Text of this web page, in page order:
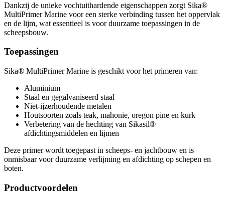
Dankzij de unieke vochtuithardende eigenschappen zorgt Sika®
MultiPrimer Marine voor een sterke verbinding tussen het oppervlak
en de lijm, wat essentieel is voor duurzame toepassingen in de
scheepsbouw.
Toepassingen
Sika® MultiPrimer Marine is geschikt voor het primeren van:
Aluminium
Staal en gegalvaniseerd staal
Niet-ijzerhoudende metalen
Houtsoorten zoals teak, mahonie, oregon pine en kurk
Verbetering van de hechting van Sikasil®
afdichtingsmiddelen en lijmen
Deze primer wordt toegepast in scheeps- en jachtbouw en is
onmisbaar voor duurzame verlijming en afdichting op schepen en
boten.
Productvoordelen